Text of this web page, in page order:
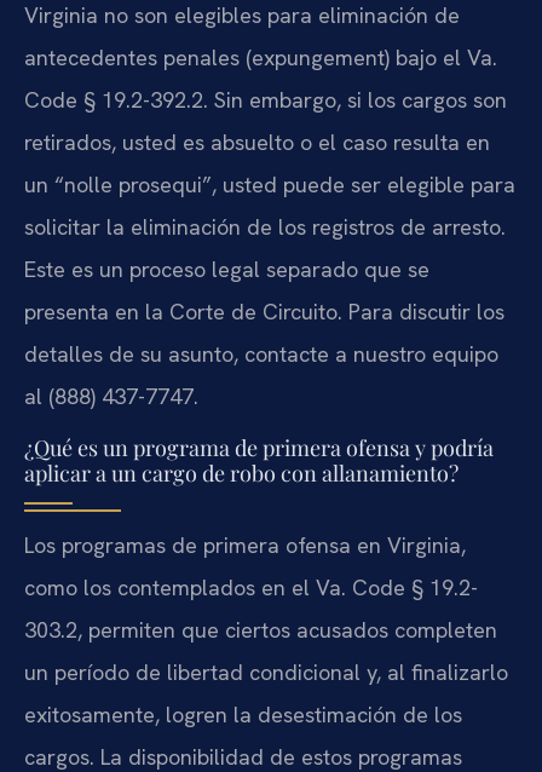
Virginia no son elegibles para eliminación de
antecedentes penales (expungement) bajo el Va.
Code § 19.2-392.2. Sin embargo, si los cargos son
retirados, usted es absuelto o el caso resulta en
un “nolle prosequi”, usted puede ser elegible para
solicitar la eliminación de los registros de arresto.
Este es un proceso legal separado que se
presenta en la Corte de Circuito. Para discutir los
detalles de su asunto, contacte a nuestro equipo
al (888) 437-7747.
¿Qué es un programa de primera ofensa y podría
aplicar a un cargo de robo con allanamiento?
Los programas de primera ofensa en Virginia,
como los contemplados en el Va. Code § 19.2-
303.2, permiten que ciertos acusados completen
un período de libertad condicional y, al finalizarlo
exitosamente, logren la desestimación de los
cargos. La disponibilidad de estos programas